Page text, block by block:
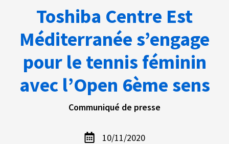
Toshiba Centre Est
Méditerranée s’engage
pour le tennis féminin
avec l’Open 6ème sens
Communiqué de presse
10/11/2020